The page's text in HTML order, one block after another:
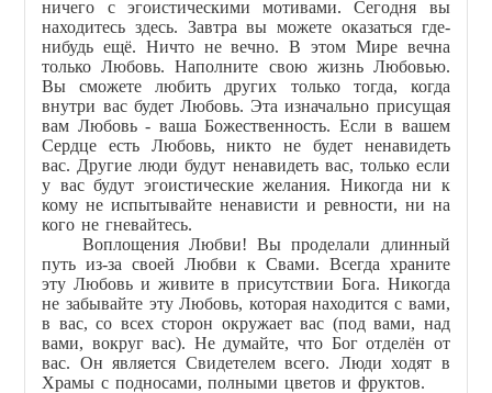
ничего с эгоистическими мотивами. Сегодня вы
находитесь здесь. Завтра вы можете оказаться где-
нибудь ещё. Ничто не вечно. В этом Мире вечна
только Любовь. Наполните свою жизнь Любовью.
Вы сможете любить других только тогда, когда
внутри вас будет Любовь. Эта изначально присущая
вам Любовь - ваша Божественность. Если в вашем
Сердце есть Любовь, никто не будет ненавидеть
вас. Другие люди будут ненавидеть вас, только если
у вас будут эгоистические желания. Никогда ни к
кому не испытывайте ненависти и ревности, ни на
кого не гневайтесь.
Воплощения Любви! Вы проделали длинный
путь из-за своей Любви к Свами. Всегда храните
эту Любовь и живите в присутствии Бога. Никогда
не забывайте эту Любовь, которая находится с вами,
в вас, со всех сторон окружает вас (под вами, над
вами, вокруг вас). Не думайте, что Бог отделён от
вас. Он является Свидетелем всего. Люди ходят в
Храмы с подносами, полными цветов и фруктов.